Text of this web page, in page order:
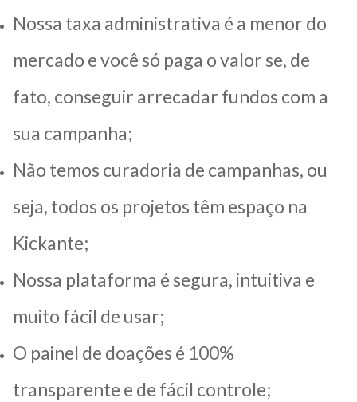
Nossa taxa administrativa é a menor do
mercado e você só paga o valor se, de
fato, conseguir arrecadar fundos com a
sua campanha;
Não temos curadoria de campanhas, ou
seja, todos os projetos têm espaço na
Kickante;
Nossa plataforma é segura, intuitiva e
muito fácil de usar;
O painel de doações é 100%
transparente e de fácil controle;